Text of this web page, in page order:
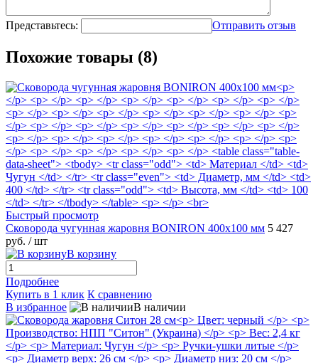
Представьтесь: Отправить отзыв
Похожие товары (8)
Быстрый просмотр
Сковорода чугунная жаровня BONIRON 400х100 мм 5 427
руб. / шт
В корзину
Подробнее
Купить в 1 клик К сравнению
В избранное
В наличии